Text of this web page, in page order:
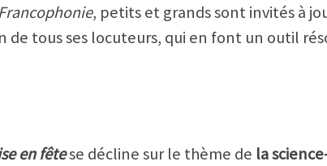
, petits et grands sont invités à
de tous ses locuteurs, qui en font un outil
en fêtese décline sur le thème de la